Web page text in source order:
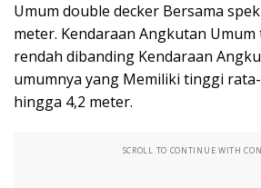
Umum double decker Bersama
meter. Kendaraan Angkutan
rendah dibanding Kendaraan
umumnya yang Memiliki tinggi
hingga 4,2 meter.
SCROLL TO CONTINUE WITH